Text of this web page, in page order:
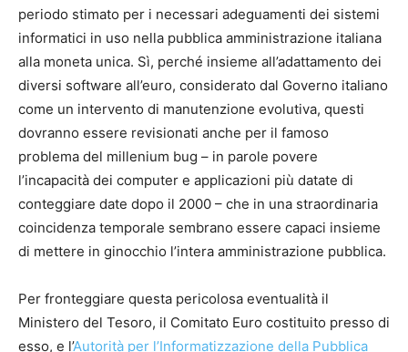
periodo stimato per i necessari adeguamenti dei sistemi
informatici in uso nella pubblica amministrazione italiana
alla moneta unica. Sì, perché insieme all’adattamento dei
diversi software all’euro, considerato dal Governo italiano
come un intervento di manutenzione evolutiva, questi
dovranno essere revisionati anche per il famoso
problema del millenium bug – in parole povere
l’incapacità dei computer e applicazioni più datate di
conteggiare date dopo il 2000 – che in una straordinaria
coincidenza temporale sembrano essere capaci insieme
di mettere in ginocchio l’intera amministrazione pubblica.
Per fronteggiare questa pericolosa eventualità il
Ministero del Tesoro, il Comitato Euro costituito presso di
esso, e l’Autorità per l’Informatizzazione della Pubblica